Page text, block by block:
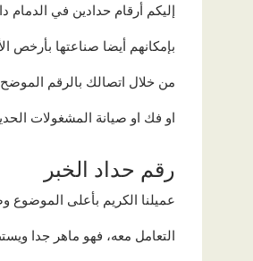
إليكم أرقام حدادين في الدمام
بإمكانهم أيضا صناعتها بأرخص
من خلال اتصالك بالرقم
او فك او صيانة المشغولات
رقم حداد الخبر
عميلنا الكريم بأعلى الموضوع
التعامل معه، فهو ماهر جدا